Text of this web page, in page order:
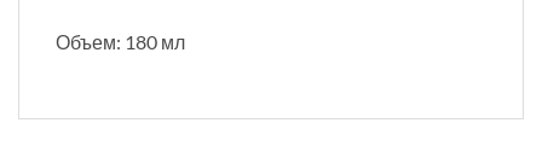
Объем: 180 мл